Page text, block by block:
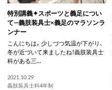
特別講義✦スポーツと義足につい
て―義肢装具士×義足のマラソンラ
ンナー
こんにちは。少しづつ気温が下がり、
冬が近づいて来ましたね！義肢装具士
科がある三...
2021.10.29
義肢装具士科4年制